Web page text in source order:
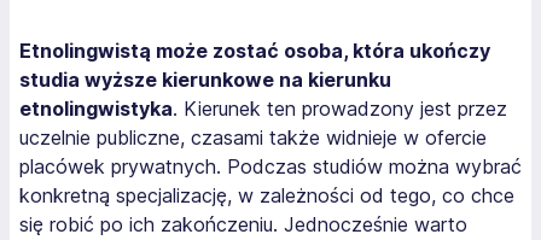
Etnolingwistą może zostać osoba, która ukończy
studia wyższe kierunkowe na kierunku
etnolingwistyka. Kierunek ten prowadzony jest przez
uczelnie publiczne, czasami także widnieje w ofercie
placówek prywatnych. Podczas studiów można wybrać
konkretną specjalizację, w zależności od tego, co chce
się robić po ich zakończeniu. Jednocześnie warto